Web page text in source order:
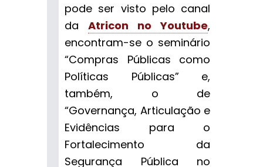
pode ser visto pelo canal
da Atricon no Youtube,
encontram-se o seminário
“Compras Públicas como
Políticas Públicas” e,
também, o de
“Governança, Articulação e
Evidências para o
Fortalecimento da
Segurança Pública no